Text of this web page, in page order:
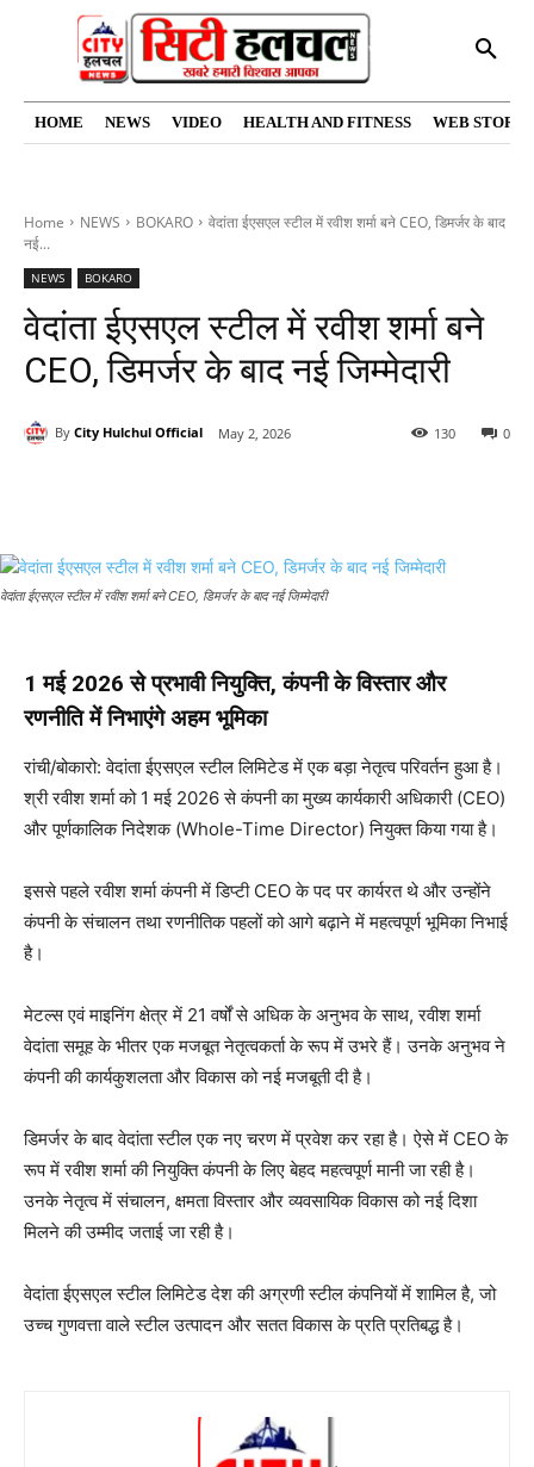
HOME NEWS VIDEO HEALTH AND FITNESS WEB
Home NEWS BOKARO
वेदांता ईएसएल स्टील में रवीश शर्मा बने CEO, डिमर्जर के बाद
नई...
NEWS BOKARO
वेदांता ईएसएल स्टील में रवीश शर्मा बने
CEO, डिमर्जर के बाद नई जिम्मेदारी
By City Hulchul Official May 2, 2026 0
130
वेदांता ईएसएल स्टील में रवीश शर्मा बने CEO, डिमर्जर के बाद नई जिम्मेदारी
1 मई 2026 से प्रभावी नियुक्ति, कंपनी के विस्तार और
रणनीति में निभाएंगे अहम भूमिका
रांची/बोकारो: वेदांता ईएसएल स्टील लिमिटेड में एक बड़ा नेतृत्व परिवर्तन हुआ है।
श्री रवीश शर्मा को 1 मई 2026 से कंपनी का मुख्य कार्यकारी अधिकारी (CEO)
और पूर्णकालिक निदेशक (Whole-Time Director) नियुक्त किया गया है।
इससे पहले रवीश शर्मा कंपनी में डिप्टी CEO के पद पर कार्यरत थे और उन्होंने
कंपनी के संचालन तथा रणनीतिक पहलों को आगे बढ़ाने में महत्वपूर्ण भूमिका निभाई
है।
मेटल्स एवं माइनिंग क्षेत्र में 21 वर्षों से अधिक के अनुभव के साथ, रवीश शर्मा
वेदांता समूह के भीतर एक मजबूत नेतृत्वकर्ता के रूप में उभरे हैं। उनके अनुभव ने
कंपनी की कार्यकुशलता और विकास को नई मजबूती दी है।
डिमर्जर के बाद वेदांता स्टील एक नए चरण में प्रवेश कर रहा है। ऐसे में CEO के
रूप में रवीश शर्मा की नियुक्ति कंपनी के लिए बेहद महत्वपूर्ण मानी जा रही है।
उनके नेतृत्व में संचालन, क्षमता विस्तार और व्यवसायिक विकास को नई दिशा
मिलने की उम्मीद जताई जा रही है।
वेदांता ईएसएल स्टील लिमिटेड देश की अग्रणी स्टील कंपनियों में शामिल है, जो
उच्च गुणवत्ता वाले स्टील उत्पादन और सतत विकास के प्रति प्रतिबद्ध है।